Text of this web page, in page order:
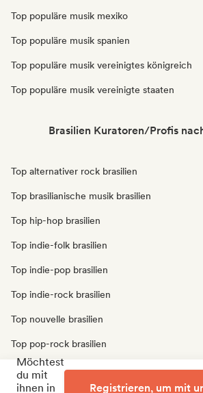
Top populäre musik mexiko
Top populäre musik spanien
Top populäre musik vereinigtes königreich
Top populäre musik vereinigte staaten
Brasilien Kuratoren/Profis
Top alternativer rock brasilien
Top brasilianische musik brasilien
Top hip-hop brasilien
Top indie-folk brasilien
Top indie-pop brasilien
Top indie-rock brasilien
Top nouvelle brasilien
Top pop-rock brasilien
Top r&b brasilien
Möchtest
du mit
ihnen in
Registrieren, um mit